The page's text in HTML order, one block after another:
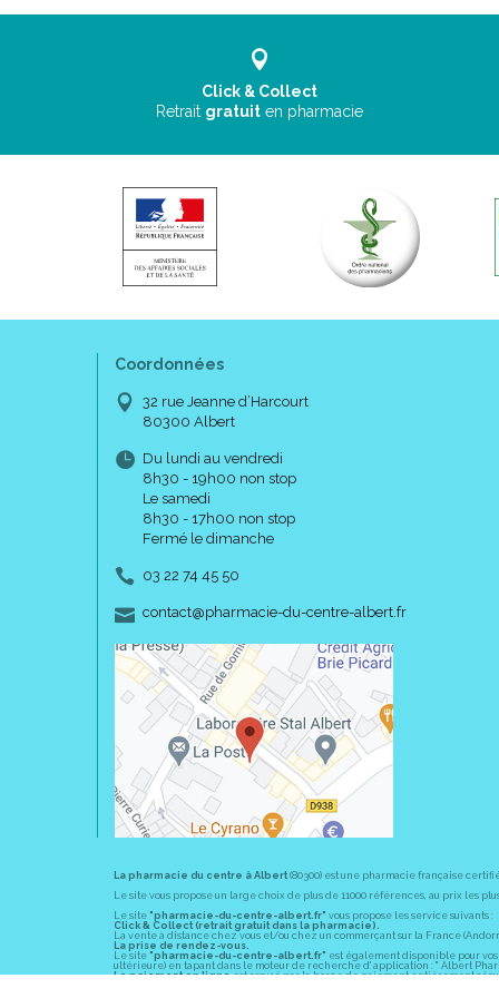
Click & Collect
Retrait gratuit en pharmacie
Coordonnées
32 rue Jeanne d’Harcourt
80300 Albert
Du lundi au vendredi
8h30 - 19h00 non stop
Le samedi
8h30 - 17h00 non stop
Fermé le dimanche
03 22 74 45 50
contact-
@-
pharmacie-du-centre-albert.fr
La pharmacie du centre à Albert (80300) est une pharmacie française
Le site vous propose un large choix de plus de 11000 références, au prix les
Le site "pharmacie-du-centre-albert.fr" vous propose les service suivants :
Click & Collect (retrait gratuit dans la pharmacie).
La vente à distance chez vous et/ou chez un commerçant sur la France
La prise de rendez-vous.
Le site "pharmacie-du-centre-albert.fr" est également disponible pour vos
ultérieure) en tapant dans le moteur de recherche d' application : " Albert
Le paiement en ligneest assuré par la borne de paiement entièrement